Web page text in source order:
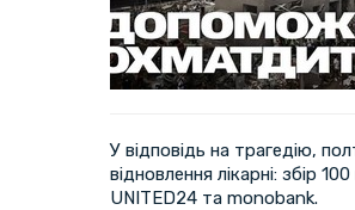
У відповідь на трагедію,
відновлення лікарні: збір
UNITED24 та monobank.